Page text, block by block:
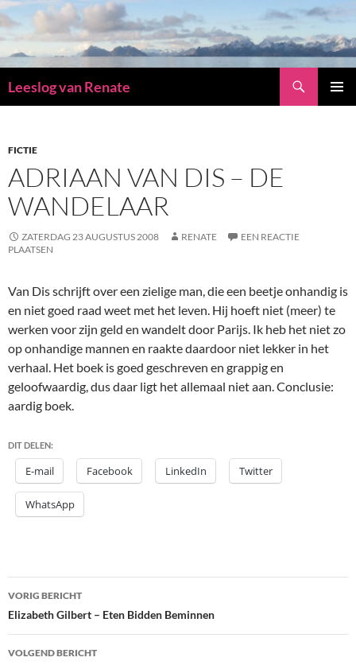
Leeslog van Renate
INHOUD
FICTIE
ADRIAAN VAN DIS – DE
WANDELAAR
ZATERDAG 23 AUGUSTUS 2008 RENATE
EEN REACTIE
PLAATSEN
Van Dis schrijft over een zielige man, die een beetje onhandig is
en niet goed raad weet met het leven. Hij hoeft niet (meer) te
werken voor zijn geld en wandelt door Parijs. Ik heb het niet zo
op onhandige mannen en raakte daardoor niet lekker in het
verhaal. Het boek is goed geschreven en grappig en
geloofwaardig, dus daar ligt het allemaal niet aan. Conclusie:
aardig boek.
DIT DELEN:
E-mail Facebook LinkedIn Twitter
WhatsApp
Bericht
navigatie
VORIG BERICHT
Elizabeth Gilbert – Eten Bidden Beminnen
VOLGEND BERICHT